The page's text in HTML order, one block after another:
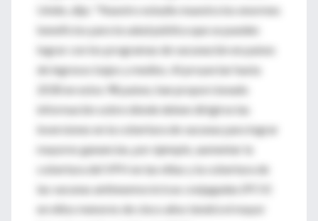
Unido, dijo: "Nuestro estudio muestra los enormes
beneficios para la salud pública que se pueden
lograr con los programas de vacunación en países
de ingresos bajos y medios. Al proyectar hasta
2030 en estos 98 países, han proporcionado
información sobre dónde deben dirigirse las
inversiones en la cobertura de vacunas para lograr
mayores ganancias, por ejemplo, aumentar la
cobertura del VPH en las niñas y la cobertura de
las vacunas antineumocócicas conjugadas (PCV)
en niños menores de cinco años tendrá el mayor